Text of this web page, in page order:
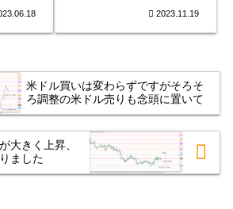
2023.11.19
米ドル買いは変わらずですがそろそ
ろ調整の米ドル売りも念頭に置いて
大きく上昇、
ました